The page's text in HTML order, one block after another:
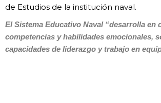
de Estudios de la institución naval.
El Sistema Educativo Naval “desarrolla en
competencias y habilidades emocionales,
capacidades de liderazgo y trabajo en